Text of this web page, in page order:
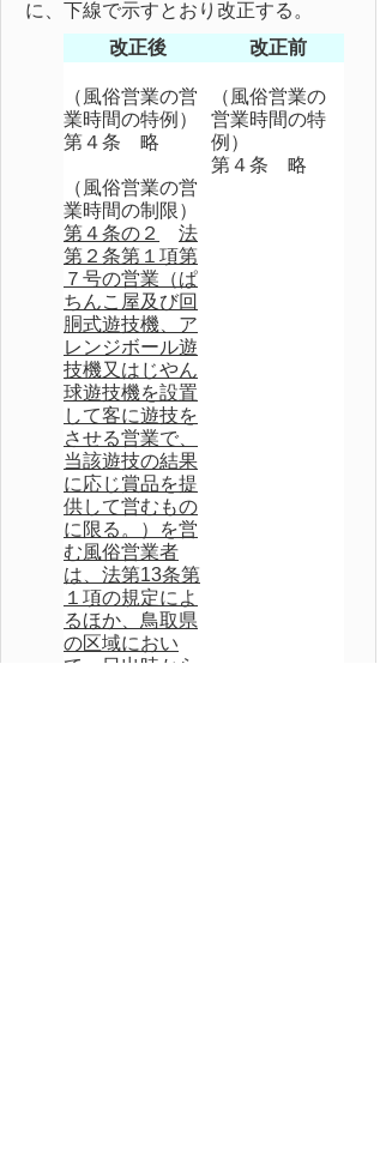
に、下線で示すとおり改正する。
改正後
改正前
（風俗営業の営
業時間の特例）
第４条 略
（風俗営業の営
業時間の制限）
第４条の２
法
第２条第１項第
７号の営業（ぱ
ちんこ屋及び回
胴式遊技機、ア
レンジボール遊
技機又はじやん
球遊技機を設置
して客に遊技を
させる営業で、
当該遊技の結果
に応じ賞品を提
供して営むもの
に限る。）を営
む風俗営業者
は、法第13条第
１項の規定によ
るほか、鳥取県
の区域におい
て、日出時から
（風俗営業の
営業時間の特
例）
第４条 略